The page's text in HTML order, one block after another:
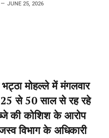
JUNE 25, 2026
मोहल्ले में मंगलवार
से 50 साल से रह रहे
की कोशिश के आरोप
विभाग के अधिकारी